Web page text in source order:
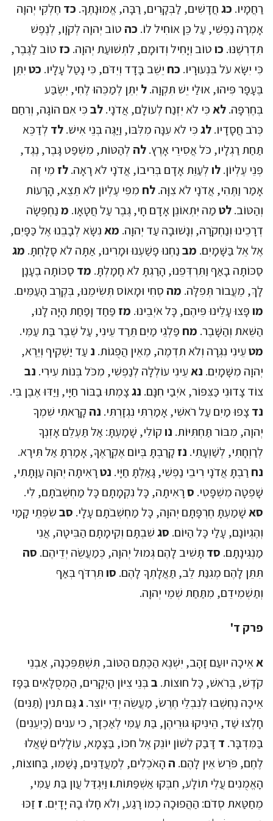
רַחֲמָיו. כגחֲדָשִׁים, לַבְּקָרִים, רַבָּה, אֱמוּנָתֶךָ. כד חֶלְקִי יְהוָה
אָמְרָה נַפְשִׁי, עַל כֵּן אוֹחִיל לוֹ. כה טוֹב יְהוָה לְקֹוָו, לְנֶפֶשׁ
תִּדְרְשֶׁנּוּ. כוטוֹב וְיָחִיל וְדוּמָם, לִתְשׁוּעַת יְהוָה. כז טוֹב לַגֶּבֶר,
כִּי יִשָּׂא עֹל בִּנְעוּרָיו. כח יֵשֵׁב בָּדָד וְיִדֹּם, כִּי נָטַל עָלָיו. כטיִתֵּן
בֶּעָפָר פִּיהוּ, אוּלַי יֵשׁ תִּקְוָה.ל יִתֵּן לְמַכֵּהוּ לֶחִי, יִשְׂבַּע
בְּחֶרְפָּה.לאכִּי לֹא יִזְנַח לְעוֹלָם, אֲדֹנָי.לבכִּי אִם הוֹגָה, וְרִחַם
כְּרֹב חֲסָדָיו.לגכִּי לֹא עִנָּה מִלִּבּוֹ, וַיַּגֶּה בְּנֵי אִישׁ.לד לְדַכֵּא
תַּחַת רַגְלָיו, כֹּל אֲסִירֵי אָרֶץ.לה לְהַטּוֹת, מִשְׁפַּט גָּבֶר, נֶגֶד,
פְּנֵי עֶלְיוֹן.לולְעַוֵּת אָדָם בְּרִיבוֹ, אֲדֹנָי לֹא רָאָה.לז מִי זֶה
אָמַר וַתֶּהִי, אֲדֹנָי לֹא צִוָּה.לח מִפִּי עֶלְיוֹן לֹא תֵצֵא, הָרָעוֹת
וְהַטּוֹב.לטמַה יִּתְאוֹנֵן אָדָם חָי, גֶּבֶר עַל חֲטָאָו. מנַחְפְּשָׂה
דְרָכֵינוּ וְנַחְקֹרָה, וְנָשׁוּבָה עַד יְהוָה. מאנִשָּׂא לְבָבֵנוּ אֶל כַּפָּיִם,
אֶל אֵל בַּשָּׁמָיִם. מבנַחְנוּ פָשַׁעְנוּ וּמָרִינוּ, אַתָּה לֹא סָלָחְתָּ. מג
סַכּוֹתָה בָאַף וַתִּרְדְּפֵנוּ, הָרַגְתָּ לֹא חָמָלְתָּ. מד סַכּוֹתָה בֶעָנָן
לָךְ, מֵעֲבוֹר תְּפִלָּה. מה סְחִי וּמָאוֹס תְּשִׂימֵנוּ, בְּקֶרֶב הָעַמִּים.
מופָּצוּ עָלֵינוּ פִּיהֶם, כָּל אֹיְבֵינוּ. מז פַּחַד וָפַחַת הָיָה לָנוּ,
הַשֵּׁאת וְהַשָּׁבֶר. מח פַּלְגֵי מַיִם תֵּרַד עֵינִי, עַל שֶׁבֶר בַּת עַמִּי.
מטעֵינִי נִגְּרָה וְלֹא תִדְמֶה, מֵאֵין הֲפֻגוֹת. נ עַד יַשְׁקִיף וְיֵרֶא,
יְהוָה מִשָּׁמָיִם. נאעֵינִי עוֹלְלָה לְנַפְשִׁי, מִכֹּל בְּנוֹת עִירִי. נב
צוֹד צָדוּנִי כַּצִּפּוֹר, אֹיְבַי חִנָּם. נגצָמְתוּ בַבּוֹר חַיָּי, וַיַּדּוּ אֶבֶן בִּי.
נדצָפוּ מַיִם עַל רֹאשִׁי, אָמַרְתִּי נִגְזָרְתִּי. נה קָרָאתִי שִׁמְךָ
יְהוָה, מִבּוֹר תַּחְתִּיּוֹת. נוקוֹלִי, שָׁמָעְתָּ: אַל תַּעְלֵם אָזְנְךָ
לְרַוְחָתִי, לְשַׁוְעָתִי. נז קָרַבְתָּ בְּיוֹם אֶקְרָאֶךָּ, אָמַרְתָּ אַל תִּירָא.
נח רַבְתָּ אֲדֹנָי רִיבֵי נַפְשִׁי, גָּאַלְתָּ חַיָּי. נטרָאִיתָה יְהוָה עַוָּתָתִי,
שָׁפְטָה מִשְׁפָּטִי. סרָאִיתָה, כָּל נִקְמָתָם כָּל מַחְשְׁבֹתָם, לִי.
סאשָׁמַעְתָּ חֶרְפָּתָם יְהוָה, כָּל מַחְשְׁבֹתָם עָלָי. סבשִׂפְתֵי קָמַי
וְהֶגְיוֹנָם, עָלַי כָּל הַיּוֹם. סגשִׁבְתָּם וְקִימָתָם הַבִּיטָה, אֲנִי
מַנְגִּינָתָם. סד תָּשִׁיב לָהֶם גְּמוּל יְהוָה, כְּמַעֲשֵׂה יְדֵיהֶם. סה
תִּתֵּן לָהֶם מְגִנַּת לֵב, תַּאֲלָתְךָ לָהֶם. סותִּרְדֹּף בְּאַף
וְתַשְׁמִידֵם, מִתַּחַת שְׁמֵי יְהוָה.
פרק ד'
אאֵיכָה יוּעַם זָהָב, יִשְׁנֶא הַכֶּתֶם הַטּוֹב, תִּשְׁתַּפֵּכְנָה, אַבְנֵי
קֹדֶשׁ, בְּרֹאשׁ, כָּל חוּצוֹת. בבְּנֵי צִיּוֹן הַיְקָרִים, הַמְסֻלָּאִים בַּפָּז
אֵיכָה נֶחְשְׁבוּ לְנִבְלֵי חֶרֶשׂ, מַעֲשֵׂה יְדֵי יוֹצֵר.גגַּם תנין (תַּנִּים)
חָלְצוּ שַׁד, הֵינִיקוּ גּוּרֵיהֶן, בַּת עַמִּי לְאַכְזָר, כי ענים (כַּיְעֵנִים)
בַּמִּדְבָּר. ד דָּבַק לְשׁוֹן יוֹנֵק אֶל חִכּוֹ, בַּצָּמָא, עוֹלָלִים שָׁאֲלוּ
לֶחֶם, פֹּרֵשׂ אֵין לָהֶם. ה הָאֹכְלִים, לְמַעֲדַנִּים, נָשַׁמּוּ, בַּחוּצוֹת,
הָאֱמֻנִים עֲלֵי תוֹלָע, חִבְּקוּ אַשְׁפַּתּוֹת.ווַיִּגְדַּל עֲו‍ֹן בַּת עַמִּי,
מֵחַטַּאת סְדֹם: הַהֲפוּכָה כְמוֹ רָגַע, וְלֹא חָלוּ בָהּ יָדָיִם. ז זַכּוּ